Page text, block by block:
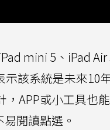
mini 5、iPad
示該系統是未來10
APP或小工具也
閱讀點選。